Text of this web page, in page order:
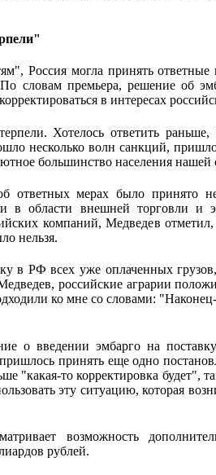
Россия могла принять
словам премьера, решение об
в интересах
Хотелось ответить
несколько волн санкций,
большинство населения нашей
ответных мерах было принято
в области внешней торговли и
компаний, Медведев
нельзя.
в РФ всех уже оплаченных
российские аграрии
ко мне со словами:
о введении эмбарго на
принять еще одно
"какая-то корректировка будет",
эту ситуацию, которая
возможность
рублей.